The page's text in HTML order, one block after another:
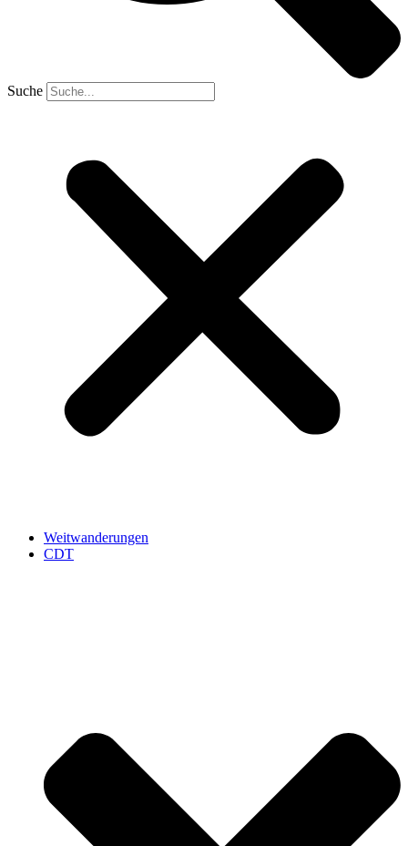
Suche
Weitwanderungen
CDT